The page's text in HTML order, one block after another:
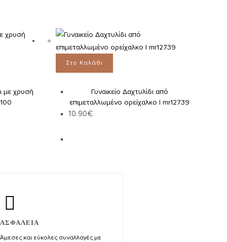
με χρυσή
Στο Καλάθι
Γυναικείο Δαχτυλίδι από
επιμεταλλωμένο ορείχαλκο | mr12739
10.90€
ΑΣΦΑΛΕΙΑ
Άμεσες και εύκολες συναλλαγές με